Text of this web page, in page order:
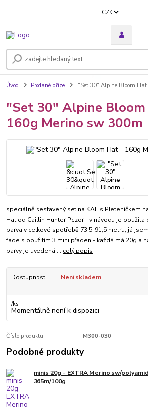
CZK
Úvod Prodané příze "Set 30" Alpine Bloom
"Set 30" Alpine
160g Merino sw 300m
speciálně sestavený set na KAL s Pleteníčkem
Hat od Caitlin Hunter Pozor - v návodu je
barva v celkové spotřebě 73,5-91,5 metru, já
fade s použitím 3 mini přaden - každé má 20g a
barvy je uvedená ... celý popis
Dostupnost Není skladem
/ks
Momentálně není k dispozici
Číslo produktu: M300-030
Podobné produkty
minis 20g - EXTRA Merino sw/polyamid
365m/100g